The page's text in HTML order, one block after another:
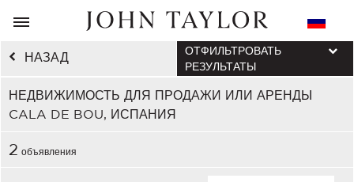
НАЗАД
НЕДВИЖИМОСТЬ ДЛЯ ПРОДАЖИ ИЛИ АРЕНДЫ
CALA DE BOU, ИСПАНИЯ
ОТФИЛЬТРОВАТЬ
РЕЗУЛЬТАТЫ
2 объявления